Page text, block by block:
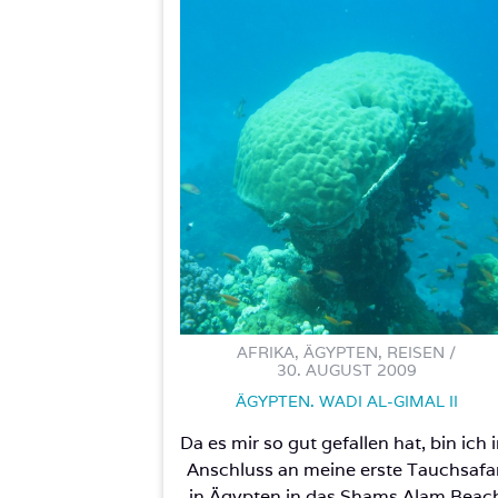
AFRIKA, ÄGYPTEN, REISEN /
30. AUGUST 2009
ÄGYPTEN. WADI AL-GIMAL II
Da es mir so gut gefallen hat, bin ich
Anschluss an meine erste